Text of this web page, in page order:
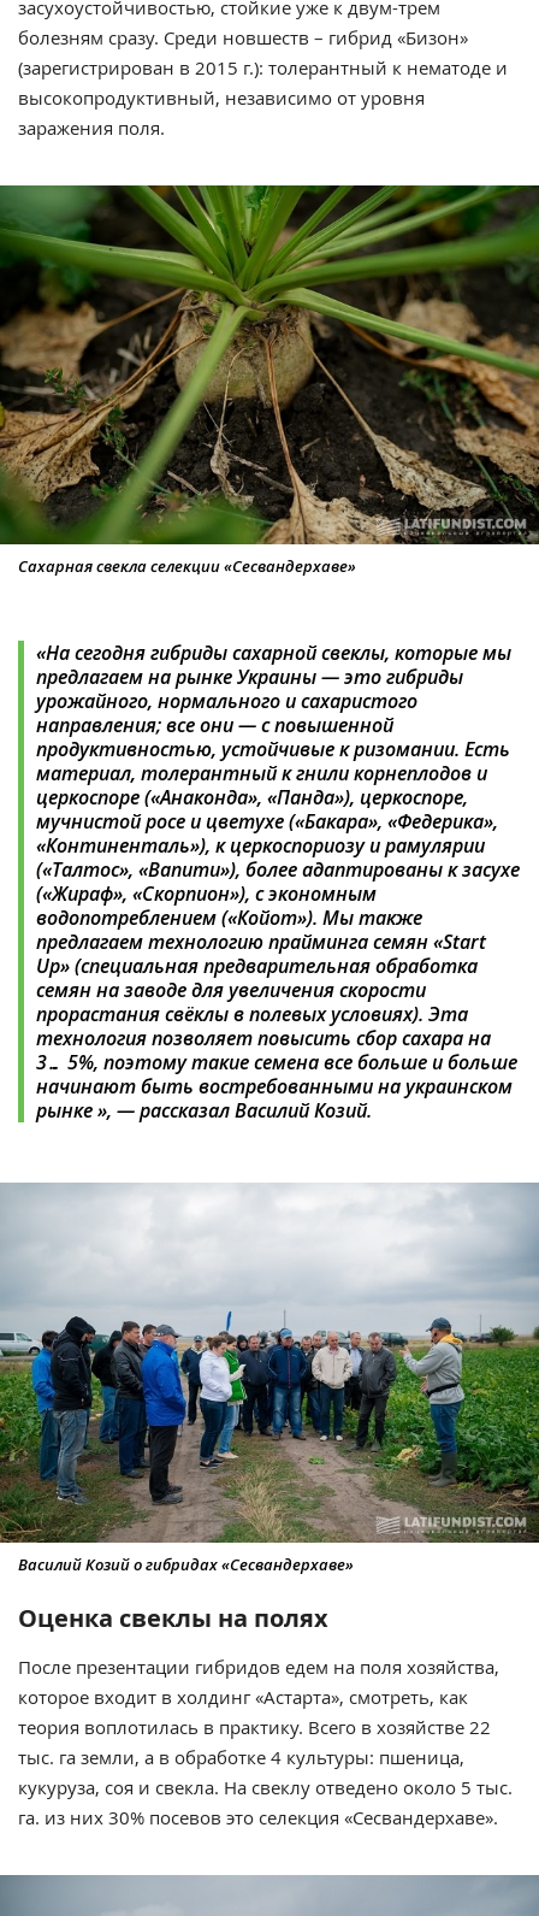
засухоустойчивостью, стойкие уже к двум-трем
болезням сразу. Среди новшеств – гибрид «Бизон»
(зарегистрирован в 2015 г.): толерантный к нематоде и
высокопродуктивный, независимо от уровня
заражения поля.
Сахарная свекла селекции «Сесвандерхаве»
«На сегодня гибриды сахарной свеклы, которые мы
предлагаем на рынке Украины — это гибриды
урожайного, нормального и сахаристого
направления; все они — с повышенной
продуктивностью, устойчивые к ризомании. Есть
материал, толерантный к гнили корнеплодов и
церкоспоре («Анаконда», «Панда»), церкоспоре,
мучнистой росе и цветухе («Бакара», «Федерика»,
«Континенталь»), к церкоспориозу и рамулярии
(«Талтос», «Вапити»), более адаптированы к засухе
(«Жираф», «Скорпион»), с экономным
водопотреблением («Койот»). Мы также
предлагаем технологию прайминга семян «Start
Up» (специальная предварительная обработка
семян на заводе для увеличения скорости
прорастания свёклы в полевых условиях). Эта
технология позволяет повысить сбор сахара на
3… 5%, поэтому такие семена все больше и больше
начинают быть востребованными на украинском
рынке », — рассказал Василий Козий.
Василий Козий о гибридах «Сесвандерхаве»
Оценка свеклы на полях
После презентации гибридов едем на поля хозяйства,
которое входит в холдинг «Астарта», смотреть, как
теория воплотилась в практику. Всего в хозяйстве 22
тыс. га земли, а в обработке 4 культуры: пшеница,
кукуруза, соя и свекла. На свеклу отведено около 5 тыс.
га. из них 30% посевов это селекция «Сесвандерхаве».